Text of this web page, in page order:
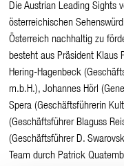
Die Austrian Leading Sights
österreichischen
Österreich nachhaltig zu
besteht aus Präsident Klaus
Hering-Hagenbeck
m.b.H.), Johannes Hörl
Spera (Geschäftsführerin
(Geschäftsführer Blaguss
(Geschäftsführer D.
Team durch Patrick